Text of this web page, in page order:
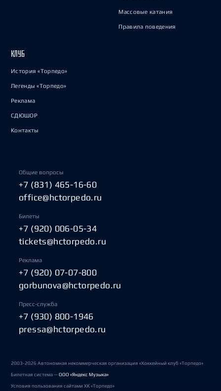
Массовые катания
Правила поведения
КЛУБ
История «Торпедо»
Легенды «Торпедо»
Реклама
СДЮШОР
Контакты
Общие вопросы
+7 (831) 465-16-60
office@hctorpedo.ru
Билеты
+7 (920) 006-05-34
tickets@hctorpedo.ru
Реклама
+7 (920) 07-07-800
gorbunova@hctorpedo.ru
Пресс-служба
+7 (930) 800-1946
pressa@hctorpedo.ru
2003-2026 Автономная некоммерческая организация «Хоккейный клуб «Торпедо»
Билетная система —ООО «Яндекс Музыка»
Условия пользования сайтами ХК «Торпедо»